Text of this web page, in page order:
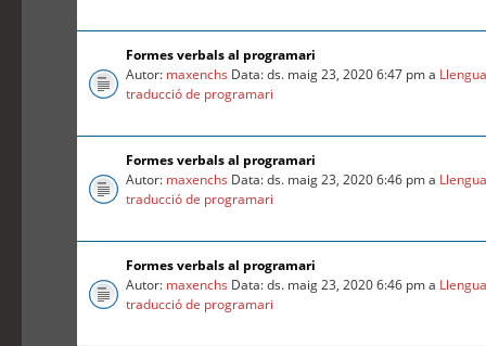
Formes verbals al programari
Autor: maxenchs Data: ds. maig 23, 2020 6:47 pm a
traducció de programari
Formes verbals al programari
Autor: maxenchs Data: ds. maig 23, 2020 6:46 pm a
traducció de programari
Formes verbals al programari
Autor: maxenchs Data: ds. maig 23, 2020 6:46 pm a
traducció de programari